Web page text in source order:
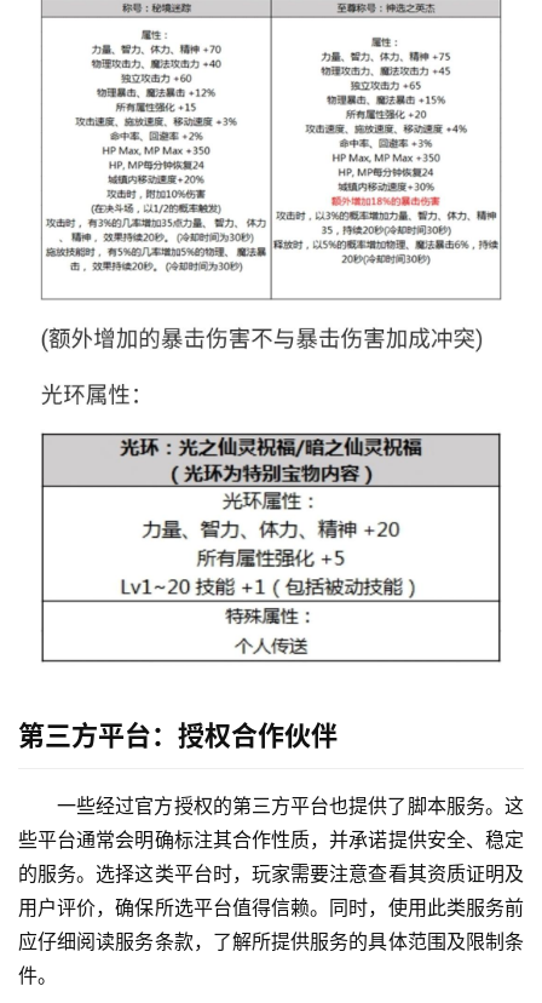
第三方平台：授权合作伙伴
一些经过官方授权的第三方平台也提供了脚本服务。这
些平台通常会明确标注其合作性质，并承诺提供安全、稳定
的服务。选择这类平台时，玩家需要注意查看其资质证明及
用户评价，确保所选平台值得信赖。同时，使用此类服务前
应仔细阅读服务条款，了解所提供服务的具体范围及限制条
件。